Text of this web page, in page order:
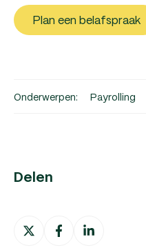
Plan een belafspraak
Onderwerpen: Payrolling
Delen
Deel
op
Deel
op
Deel
op